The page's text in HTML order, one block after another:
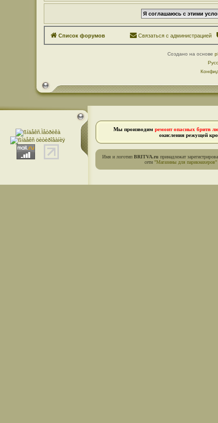
Список форумов Связаться с администрацией
Создано на основе
Мы производим ремонт опасных бритв
окисления режущей
Имя и логотип BRITVA.ru принадлежат
сети "Магазины для парикмахеров"